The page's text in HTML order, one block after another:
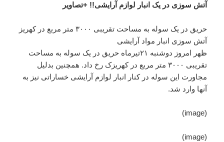
آتش سوزی در یک انبار لوازم آرایشی!! +تصاویر
حریق در یک سوله به مساحت تقریبی ۳۰۰۰ متر مربع در کهریز
آتش سوزی انبار مواد آرایشی
ظهر امروز دوشنبه ۲۱تیرماه حریق در یک سوله به مساحت
تقریبی ۳۰۰۰ متر مربع در کهریزک رخ داد. همچنین بدلیل
مجاورت این سوله در کنار انبار لوازم آرایشی خساراتی نیز به
آنها وارد شد.
(image)
(image)